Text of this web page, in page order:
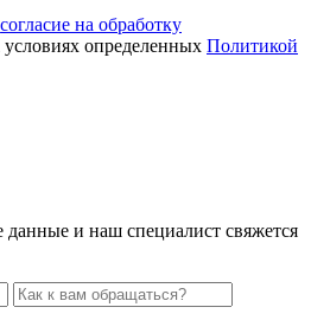
согласие на обработку
условиях определенных Политикой
данные и наш специалист свяжется